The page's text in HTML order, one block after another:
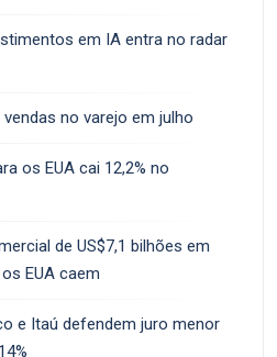
em IA entra no radar
no varejo em julho
os EUA cai 12,2% no
de US$7,1 bilhões em
EUA caem
e Itaú defendem juro menor